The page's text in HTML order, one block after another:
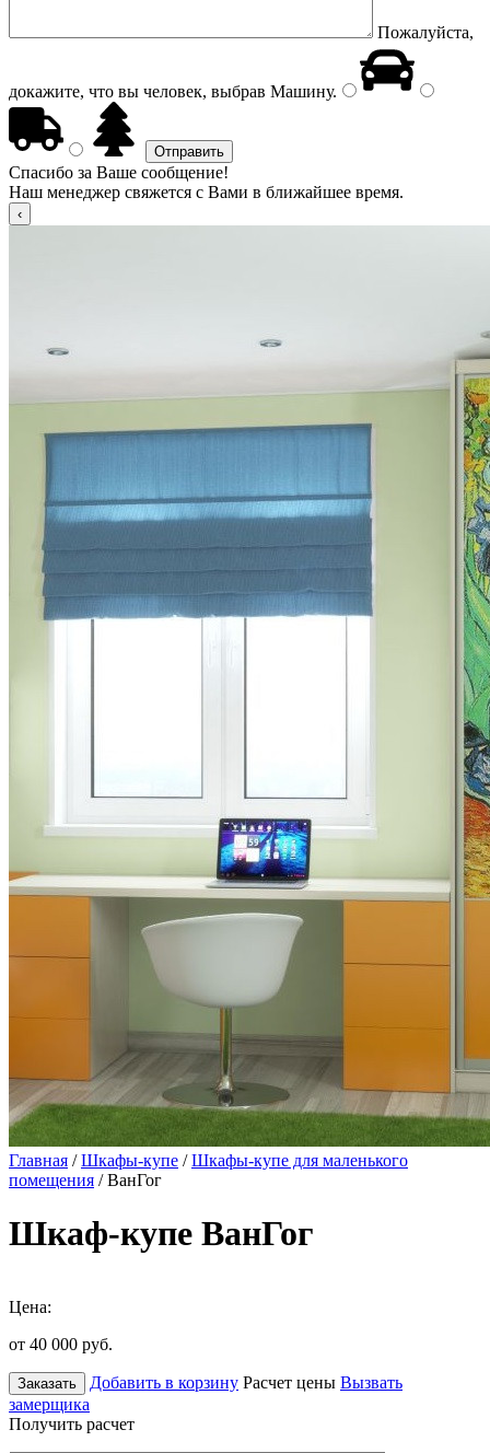
Пожалуйста,
докажите, что вы человек, выбрав Машину.
Спасибо за Ваше сообщение!
Наш менеджер свяжется с Вами в ближайшее время.
Главная /Шкафы-купе /Шкафы-купе для маленького
помещения / ВанГог
Шкаф-купе ВанГог
Цена:
от 40 000 руб.
Заказать Добавить в корзину Расчет цены Вызвать
замерщика
Получить расчет